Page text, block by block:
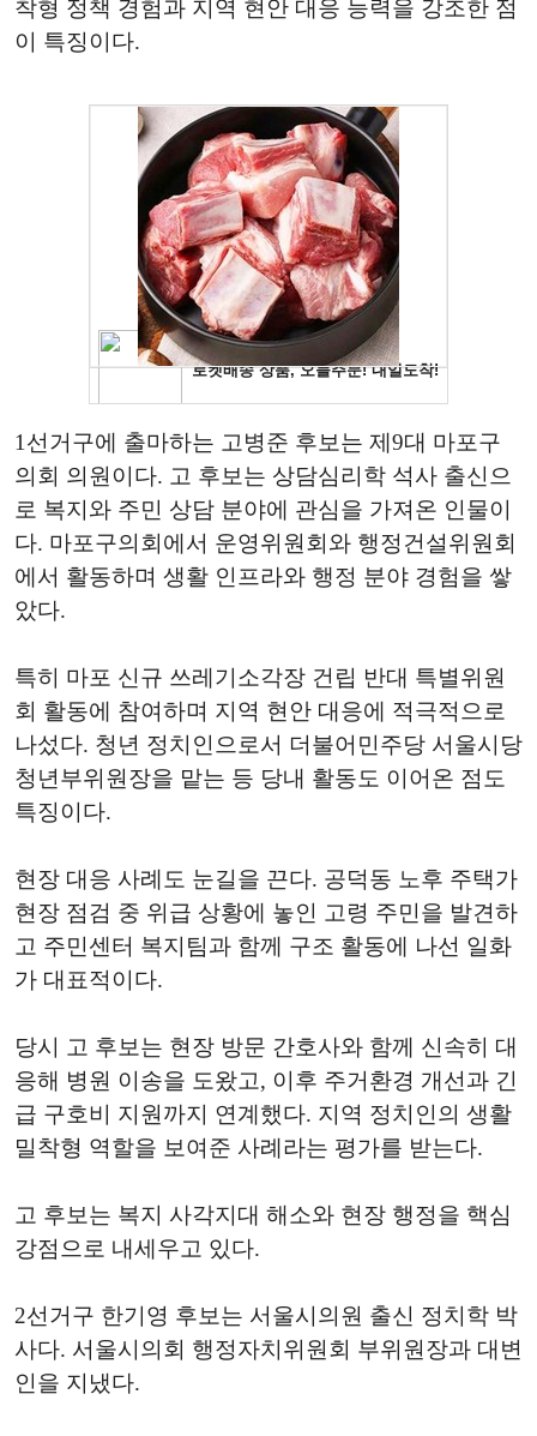
착형 정책 경험과 지역 현안 대응 능력을 강조한 점
이 특징이다.
1선거구에 출마하는 고병준 후보는 제9대 마포구
의회 의원이다. 고 후보는 상담심리학 석사 출신으
로 복지와 주민 상담 분야에 관심을 가져온 인물이
다. 마포구의회에서 운영위원회와 행정건설위원회
에서 활동하며 생활 인프라와 행정 분야 경험을 쌓
았다.
특히 마포 신규 쓰레기소각장 건립 반대 특별위원
회 활동에 참여하며 지역 현안 대응에 적극적으로
나섰다. 청년 정치인으로서 더불어민주당 서울시당
청년부위원장을 맡는 등 당내 활동도 이어온 점도
특징이다.
현장 대응 사례도 눈길을 끈다. 공덕동 노후 주택가
현장 점검 중 위급 상황에 놓인 고령 주민을 발견하
고 주민센터 복지팀과 함께 구조 활동에 나선 일화
가 대표적이다.
당시 고 후보는 현장 방문 간호사와 함께 신속히 대
응해 병원 이송을 도왔고, 이후 주거환경 개선과 긴
급 구호비 지원까지 연계했다. 지역 정치인의 생활
밀착형 역할을 보여준 사례라는 평가를 받는다.
고 후보는 복지 사각지대 해소와 현장 행정을 핵심
강점으로 내세우고 있다.
2선거구 한기영 후보는 서울시의원 출신 정치학 박
사다. 서울시의회 행정자치위원회 부위원장과 대변
인을 지냈다.